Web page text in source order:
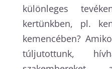
különleges
kertünkben, pl.
kemencében?
túljutottunk,